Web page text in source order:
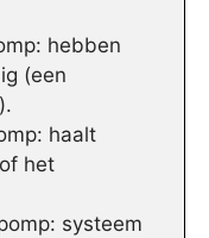
hebben
(een
haalt
het
systeem